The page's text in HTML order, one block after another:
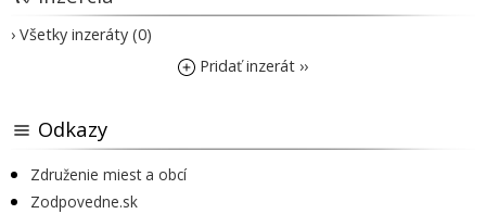
› Všetky inzeráty (0)
Pridať inzerát ››
Odkazy
Združenie miest a obcí
Zodpovedne.sk